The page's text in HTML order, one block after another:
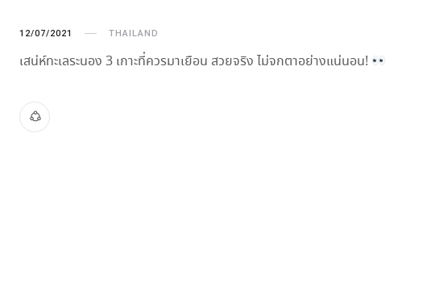
12/07/2021 THAILAND
เสน่ห์ทะเลระนอง 3 เกาะที่ควรมาเยือน สวยจริง ไม่จกตาอย่างแน่นอน!